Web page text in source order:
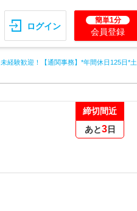
ログイン
簡単1分
会員登録
未経験歓迎！【通関事務】*年間休日125日*土
締切間近
あと3日